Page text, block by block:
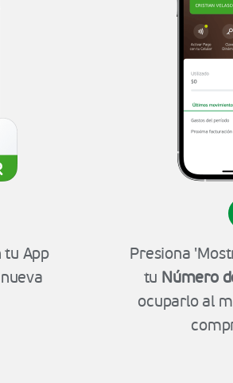
tu App
Presiona
tu Número
ocuparlo al